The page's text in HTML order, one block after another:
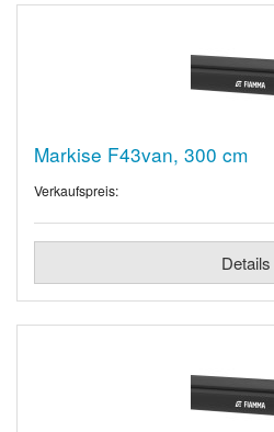
Markise F43van, 300 cm
Verkaufspreis:
Details